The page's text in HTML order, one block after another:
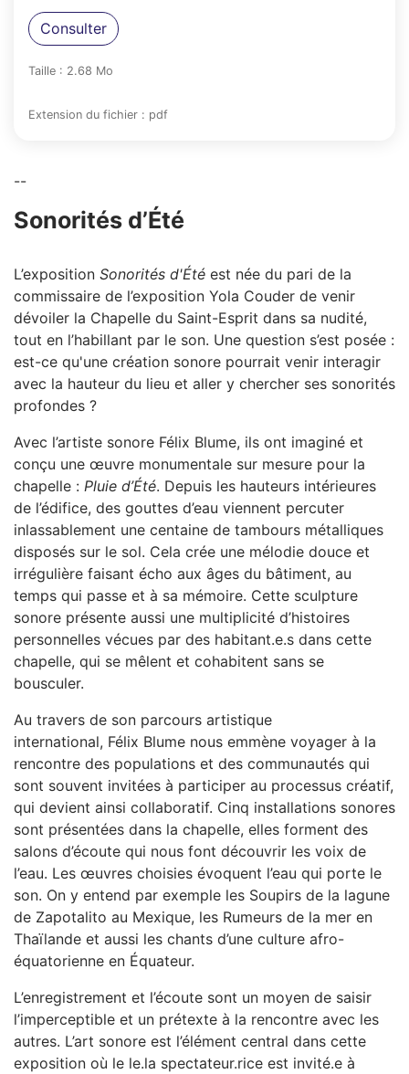
Consulter
Taille : 2.68 Mo
Extension du fichier : pdf
--
Sonorités d’Été
L’exposition Sonorités d'Été est née du pari de la
commissaire de l’exposition Yola Couder de venir
dévoiler la Chapelle du Saint-Esprit dans sa nudité,
tout en l’habillant par le son. Une question s’est posée :
est-ce qu'une création sonore pourrait venir interagir
avec la hauteur du lieu et aller y chercher ses sonorités
profondes ?
Avec l’artiste sonore Félix Blume, ils ont imaginé et
conçu une œuvre monumentale sur mesure pour la
chapelle : Pluie d’Été. Depuis les hauteurs intérieures
de l’édifice, des gouttes d’eau viennent percuter
inlassablement une centaine de tambours métalliques
disposés sur le sol. Cela crée une mélodie douce et
irrégulière faisant écho aux âges du bâtiment, au
temps qui passe et à sa mémoire. Cette sculpture
sonore présente aussi une multiplicité d’histoires
personnelles vécues par des habitant.e.s dans cette
chapelle, qui se mêlent et cohabitent sans se
bousculer.
Au travers de son parcours artistique
international, Félix Blume nous emmène voyager à la
rencontre des populations et des communautés qui
sont souvent invitées à participer au processus créatif,
qui devient ainsi collaboratif. Cinq installations sonores
sont présentées dans la chapelle, elles forment des
salons d’écoute qui nous font découvrir les voix de
l’eau. Les œuvres choisies évoquent l’eau qui porte le
son. On y entend par exemple les Soupirs de la lagune
de Zapotalito au Mexique, les Rumeurs de la mer en
Thaïlande et aussi les chants d’une culture afro-
équatorienne en Équateur.
L’enregistrement et l’écoute sont un moyen de saisir
l’imperceptible et un prétexte à la rencontre avec les
autres. L’art sonore est l’élément central dans cette
exposition où le le.la spectateur.rice est invité.e à